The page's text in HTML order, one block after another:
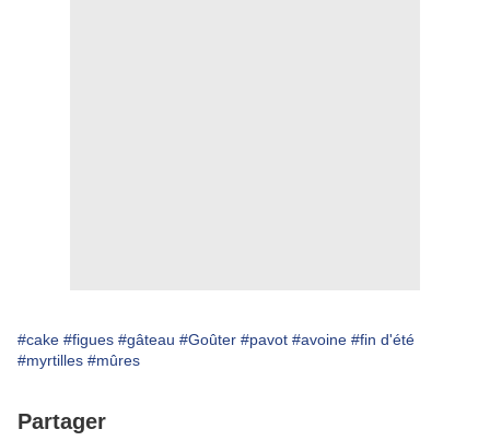
#cake #figues #gâteau #Goûter #pavot #avoine #fin d'été
#myrtilles #mûres
Partager